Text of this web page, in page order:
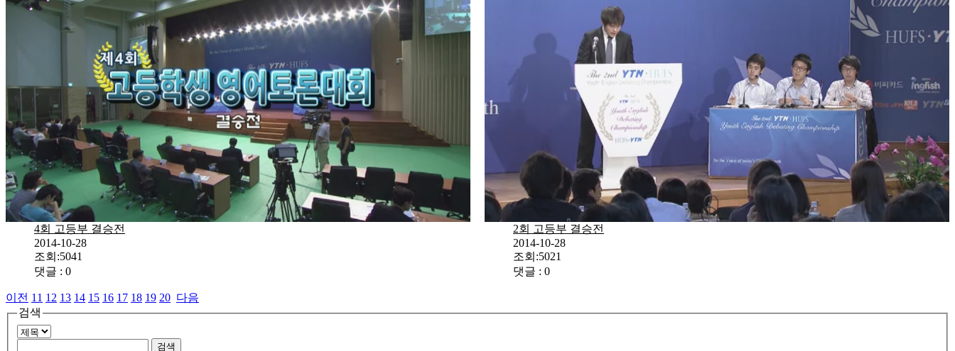
4회 고등부 결승전
2014-10-28
조회:5041
댓글 : 0
2회 고등부 결승전
2014-10-28
조회:5021
댓글 : 0
이전 11 12 13 14 15 16 17 18 19 20 다음
검색